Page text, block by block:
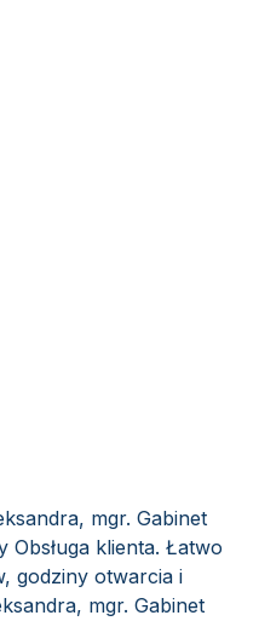
mgr. Gabinet
klienta. Łatwo
godziny otwarcia i
mgr. Gabinet